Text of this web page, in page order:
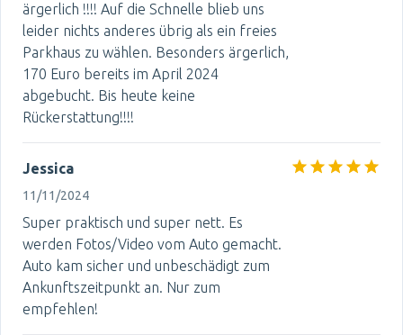
ärgerlich !!!! Auf die Schnelle blieb uns
leider nichts anderes übrig als ein freies
Parkhaus zu wählen. Besonders ärgerlich,
170 Euro bereits im April 2024
abgebucht. Bis heute keine
Rückerstattung!!!!
Jessica
11/11/2024
Super praktisch und super nett. Es
werden Fotos/Video vom Auto gemacht.
Auto kam sicher und unbeschädigt zum
Ankunftszeitpunkt an. Nur zum
empfehlen!